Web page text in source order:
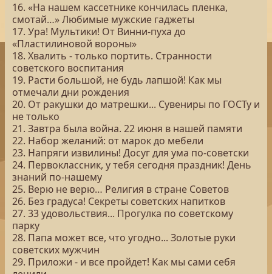
16. «На нашем кассетнике кончилась пленка,
смотай…» Любимые мужские гаджеты
17. Ура! Мультики! От Винни-пуха до
«Пластилиновой вороны»
18. Хвалить - только портить. Странности
советского воспитания
19. Расти большой, не будь лапшой! Как мы
отмечали дни рождения
20. От ракушки до матрешки... Сувениры по ГОСТу и
не только
21. Завтра была война. 22 июня в нашей памяти
22. Набор желаний: от марок до мебели
23. Напряги извилины! Досуг для ума по-советски
24. Первоклассник, у тебя сегодня праздник! День
знаний по-нашему
25. Верю не верю… Религия в стране Советов
26. Без градуса! Секреты советских напитков
27. 33 удовольствия... Прогулка по советскому
парку
28. Папа может все, что угодно... Золотые руки
советских мужчин
29. Приложи - и все пройдет! Как мы сами себя